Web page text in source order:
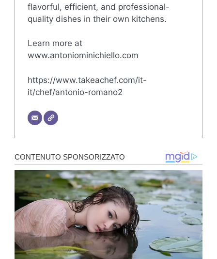
flavorful, efficient, and professional-
quality dishes in their own kitchens.
Learn more at
www.antoniominichiello.com
https://www.takeachef.com/it-
it/chef/antonio-romano2